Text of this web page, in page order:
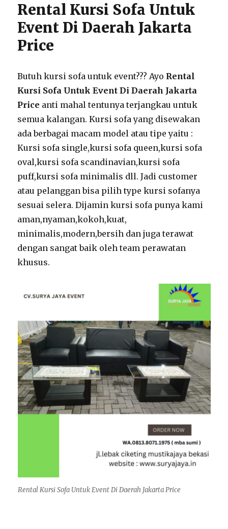
Rental Kursi Sofa Untuk
Event Di Daerah Jakarta
Price
Butuh kursi sofa untuk event??? Ayo Rental
Kursi Sofa Untuk Event Di Daerah Jakarta
Price anti mahal tentunya terjangkau untuk
semua kalangan. Kursi sofa yang disewakan
ada berbagai macam model atau tipe yaitu :
Kursi sofa single,kursi sofa queen,kursi sofa
oval,kursi sofa scandinavian,kursi sofa
puff,kursi sofa minimalis dll. Jadi customer
atau pelanggan bisa pilih type kursi sofanya
sesuai selera. Dijamin kursi sofa punya kami
aman,nyaman,kokoh,kuat,
minimalis,modern,bersih dan juga terawat
dengan sangat baik oleh team perawatan
khusus.
Rental Kursi Sofa Untuk Event Di Daerah Jakarta Price